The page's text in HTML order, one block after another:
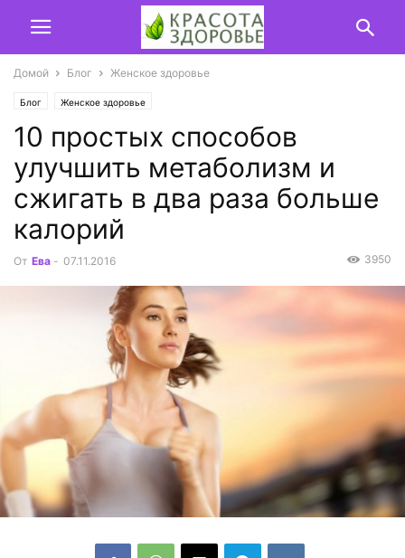
Домой Блог Женское здоровье
Блог Женское здоровье
10 простых способов
улучшить метаболизм и
сжигать в два раза больше
калорий
От Ева - 07.11.2016 3950